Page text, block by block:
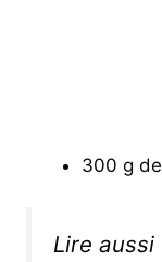
300 g
Lire aussi